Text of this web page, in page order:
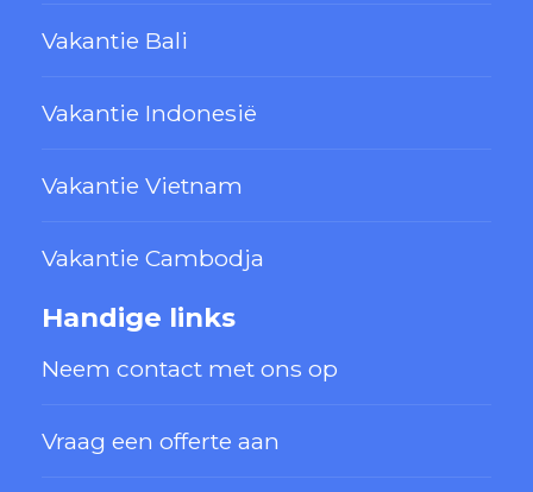
Vakantie Bali
Vakantie Indonesië
Vakantie Vietnam
Vakantie Cambodja
Handige links
Neem contact met ons op
Vraag een offerte aan